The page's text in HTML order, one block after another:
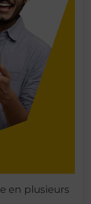
en plusieurs